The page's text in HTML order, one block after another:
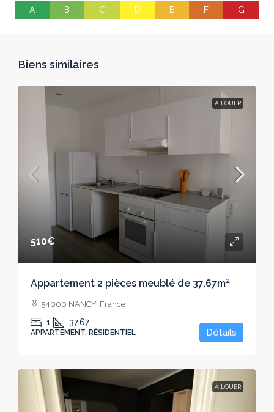
A B C D E F G
Biens similaires
À LOUER
510€
Appartement 2 pièces meublé de 37,67m²
54000 NANCY, France
1 37.67
APPARTEMENT, RÉSIDENTIEL Détails
À LOUER